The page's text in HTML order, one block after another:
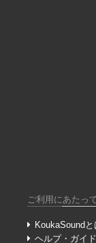
ご利用にあたっ
KoukaSoundと
ヘルプ・ガイド